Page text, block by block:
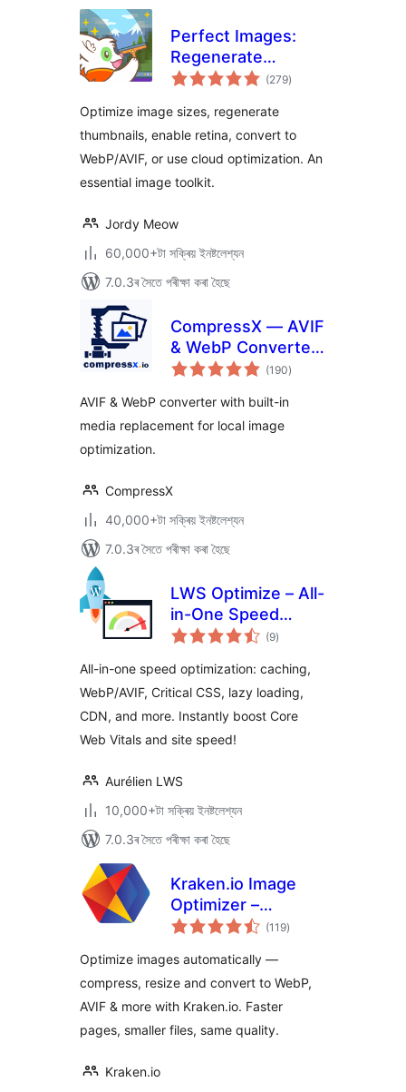
Perfect Images:
Regenerate
Thumbnails, Image
(279টা
মুঠ)
Optimize image sizes, regenerate
thumbnails, enable retina, convert to
WebP/AVIF, or use cloud optimization. An
essential image toolkit.
Jordy Meow
60,000+টা সক্ৰিয় ইনষ্টলেশ্যন
7.0.3ৰ সৈতে পৰীক্ষা কৰা হৈছে
CompressX — AVIF
& WebP Converter,
Media Replacement
(190টা
মুঠ)
AVIF & WebP converter with built-in
media replacement for local image
optimization.
CompressX
40,000+টা সক্ৰিয় ইনষ্টলেশ্যন
7.0.3ৰ সৈতে পৰীক্ষা কৰা হৈছে
LWS Optimize – All-
in-One Speed
Booster & Cache
(9টা
মুঠ)
All-in-one speed optimization: caching,
WebP/AVIF, Critical CSS, lazy loading,
CDN, and more. Instantly boost Core
Web Vitals and site speed!
Aurélien LWS
10,000+টা সক্ৰিয় ইনষ্টলেশ্যন
7.0.3ৰ সৈতে পৰীক্ষা কৰা হৈছে
Kraken.io Image
Optimizer –
Compress, Convert
Resize & Bulk
Optimize
(119টা
মুঠ)
Optimize images automatically —
compress, resize and convert to WebP,
AVIF & more with Kraken.io. Faster
pages, smaller files, same quality.
Kraken.io